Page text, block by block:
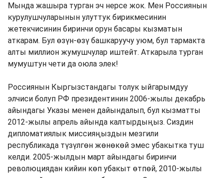
Мында жашыра турган эч нерсе жок. Мен Россиянын
курулушчуларынын улуттук бирикмесинин
жетекчисинин биринчи орун басары кызматын
аткарам. Бул өзүн-өзү башкаруучу уюм, бул тармакта
алты миллион жумушчулар иштейт. Аткарыла турган
мумуштун чети да оюла элек!
Россиянын Кыргызстандагы толук ыйгарымдуу
элчиси болуп РФ президентинин 2006-жылы декабрь
айындагы Указы менен дайындалып, бул кызматты
2012-жылы апрель айында калтырдыңыз. Сиздин
дипломатиялык миссияңыздын мезгили
республикада түзүлгөн жөнөкөй эмес убакытка туш
келди. 2005-жылдын март айындагы биринчи
революциядан кийин көп убакыт өтпөй, 2010-жылы